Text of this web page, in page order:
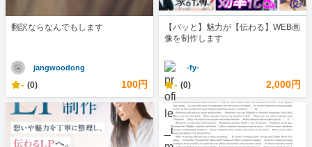
翻訳ならなんでもします
jangwoodong
- (0) 100円
【パッと】魅力が【伝わる】WEB画
像を制作します
-fy-
- (0) 2,000円